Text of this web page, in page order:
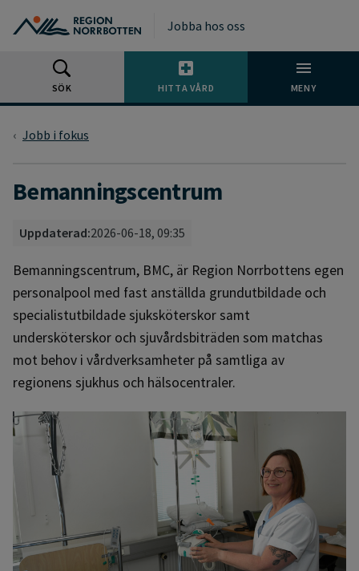
Jobba hos oss
SÖK HITTA VÅRD MENY
Jobb i fokus
Bemanningscentrum
Uppdaterad:2026-06-18, 09:35
Bemanningscentrum, BMC, är Region Norrbottens egen
personalpool med fast anställda grundutbildade och
specialistutbildade sjuksköterskor samt
undersköterskor och sjuvårdsbiträden som matchas
mot behov i vårdverksamheter på samtliga av
regionens sjukhus och hälsocentraler.